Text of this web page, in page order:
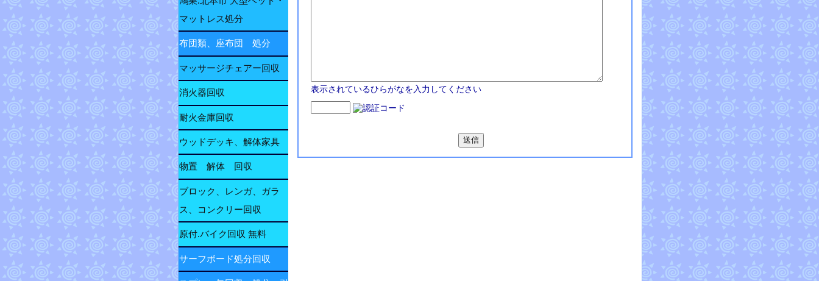
表示されているひらがなを入力してください
マットレス処分
布団類、座布団 処分
マッサージチェアー回収
消火器回収
耐火金庫回収
ウッドデッキ、解体家具
物置 解体 回収
ブロック、レンガ、ガラ
ス、コンクリー回収
原付.バイク回収 無料
サーフボード処分回収